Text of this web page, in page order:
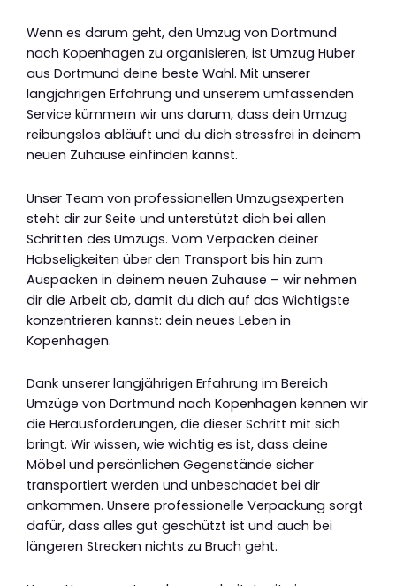
Wenn es darum geht, den Umzug von Dortmund
nach Kopenhagen zu organisieren, ist Umzug Huber
aus Dortmund deine beste Wahl. Mit unserer
langjährigen Erfahrung und unserem umfassenden
Service kümmern wir uns darum, dass dein Umzug
reibungslos abläuft und du dich stressfrei in deinem
neuen Zuhause einfinden kannst.
Unser Team von professionellen Umzugsexperten
steht dir zur Seite und unterstützt dich bei allen
Schritten des Umzugs. Vom Verpacken deiner
Habseligkeiten über den Transport bis hin zum
Auspacken in deinem neuen Zuhause – wir nehmen
dir die Arbeit ab, damit du dich auf das Wichtigste
konzentrieren kannst: dein neues Leben in
Kopenhagen.
Dank unserer langjährigen Erfahrung im Bereich
Umzüge von Dortmund nach Kopenhagen kennen wir
die Herausforderungen, die dieser Schritt mit sich
bringt. Wir wissen, wie wichtig es ist, dass deine
Möbel und persönlichen Gegenstände sicher
transportiert werden und unbeschadet bei dir
ankommen. Unsere professionelle Verpackung sorgt
dafür, dass alles gut geschützt ist und auch bei
längeren Strecken nichts zu Bruch geht.